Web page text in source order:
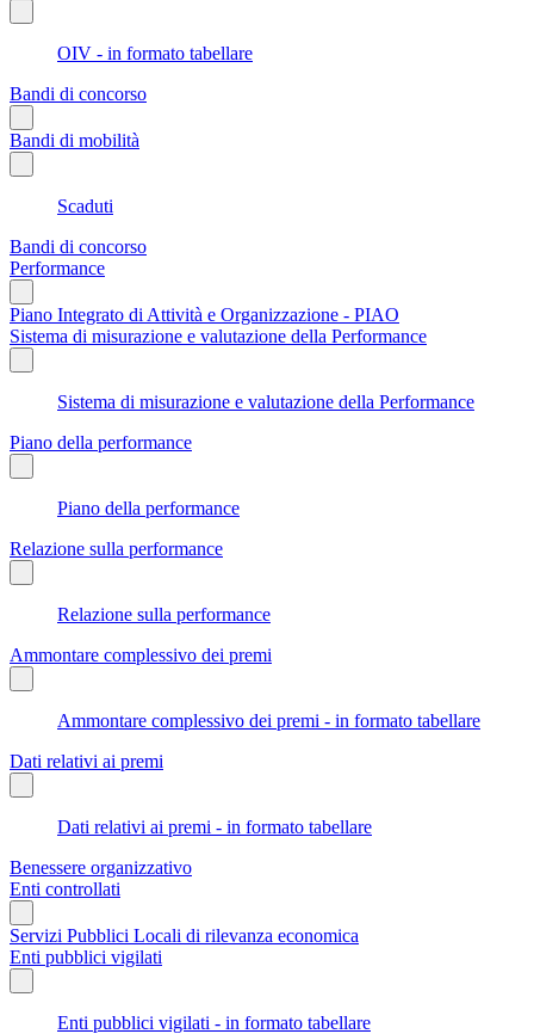
OIV - in formato tabellare
Bandi di concorso
Bandi di mobilità
Scaduti
Bandi di concorso
Performance
Piano Integrato di Attività e Organizzazione - PIAO
Sistema di misurazione e valutazione della Performance
Sistema di misurazione e valutazione della Performance
Piano della performance
Piano della performance
Relazione sulla performance
Relazione sulla performance
Ammontare complessivo dei premi
Ammontare complessivo dei premi - in formato tabellare
Dati relativi ai premi
Dati relativi ai premi - in formato tabellare
Benessere organizzativo
Enti controllati
Servizi Pubblici Locali di rilevanza economica
Enti pubblici vigilati
Enti pubblici vigilati - in formato tabellare